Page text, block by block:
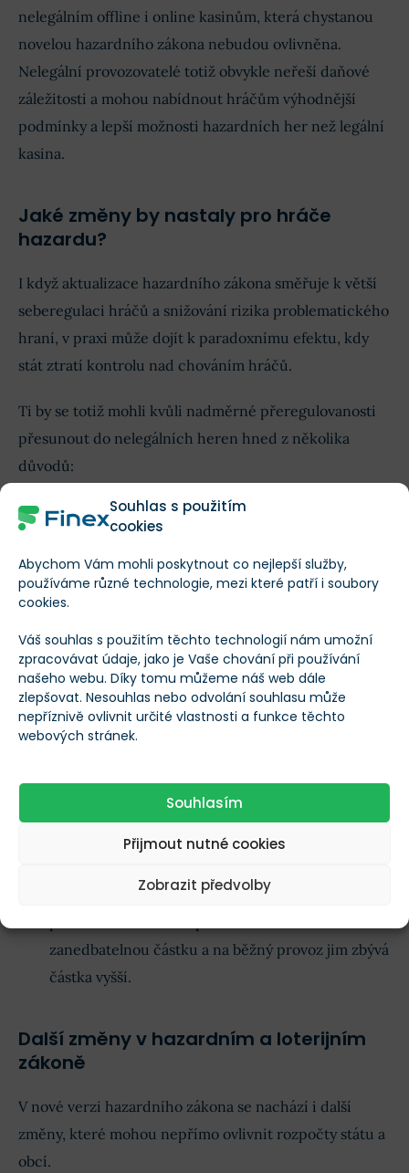
Souhlas s použitím
cookies
Abychom Vám mohli poskytnout co nejlepší služby,
používáme různé technologie, mezi které patří i soubory
cookies.
Váš souhlas s použitím těchto technologií nám umožní
zpracovávat údaje, jako je Vaše chování při používání
našeho webu. Díky tomu můžeme náš web dále
zlepšovat. Nesouhlas nebo odvolání souhlasu může
nepříznivě ovlivnit určité vlastnosti a funkce těchto
webových stránek.
Souhlasím
Přijmout nutné cookies
Zobrazit předvolby
nelegálním offline i online kasinům, která chystanou
novelou hazardního zákona nebudou ovlivněna.
Nelegální provozovatelé totiž obvykle neřeší daňové
záležitosti a mohou nabídnout hráčům výhodnější
podmínky a lepší možnosti hazardních her než legální
kasina.
Jaké změny by nastaly pro hráče
hazardu?
I když aktualizace hazardního zákona směřuje k větší
seberegulaci hráčů a snižování rizika problematického
hraní, v praxi může dojít k paradoxnímu efektu, kdy
stát ztratí kontrolu nad chováním hráčů.
Ti by se totiž mohli kvůli nadměrné přeregulovanosti
přesunout do nelegálních heren hned z několika
důvodů:
V nelegálních kasinech není vyžadováno ověření
provádění finančních transakcí výhradně přes
jeden konkrétní ověřený bankovní účet.
nastavená omezení bez pravidla 24 hodin na
jednu změnu.
Nebudou omezeni denním limitem 10 000 Kč pro
vklad i výběr nebo 500 Kč na jednu sázku, na
Nelegálně provozovaná kasina nepodléhají
daňovému zatížení V České republice, ale jsou
například v daňových rájích nebo nedaní vůbec.
výherní podmínky, jelikož oproti legálním
zanedbatelnou částku a na běžný provoz jim zbývá
částka vyšší.
Další změny v hazardním a loterijním
zákoně
V nové verzi hazardního zákona se nachází i další
změny, které mohou nepřímo ovlivnit rozpočty státu a
obcí.